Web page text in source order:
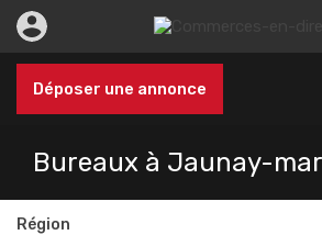
Déposer une annonce
Bureaux à Jaunay-
Région